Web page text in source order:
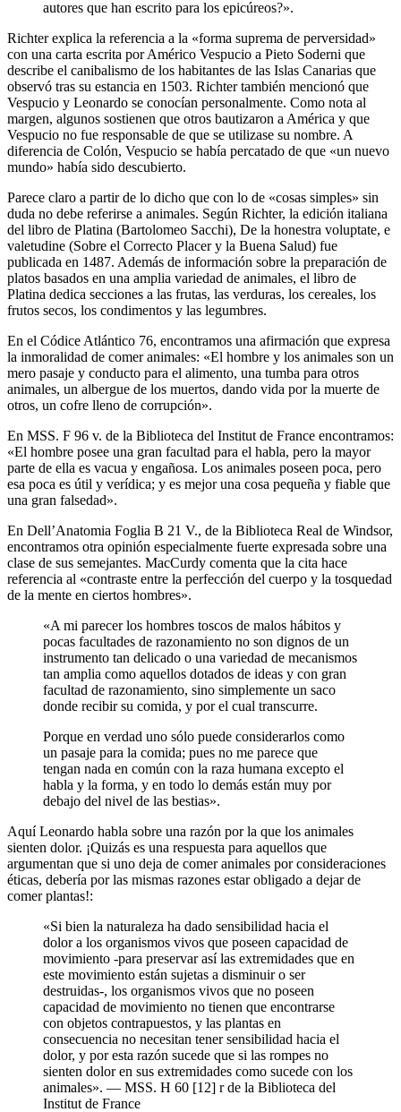
autores que han escrito para los epicúreos?».
Richter explica la referencia a la «forma suprema de perversidad»
con una carta escrita por Américo Vespucio a Pieto Soderni que
describe el canibalismo de los habitantes de las Islas Canarias que
observó tras su estancia en 1503. Richter también mencionó que
Vespucio y Leonardo se conocían personalmente. Como nota al
margen, algunos sostienen que otros bautizaron a América y que
Vespucio no fue responsable de que se utilizase su nombre. A
diferencia de Colón, Vespucio se había percatado de que «un nuevo
mundo» había sido descubierto.
Parece claro a partir de lo dicho que con lo de «cosas simples» sin
duda no debe referirse a animales. Según Richter, la edición italiana
del libro de Platina (Bartolomeo Sacchi), De la honestra voluptate, e
valetudine (Sobre el Correcto Placer y la Buena Salud) fue
publicada en 1487. Además de información sobre la preparación de
platos basados en una amplia variedad de animales, el libro de
Platina dedica secciones a las frutas, las verduras, los cereales, los
frutos secos, los condimentos y las legumbres.
En el Códice Atlántico 76, encontramos una afirmación que expresa
la inmoralidad de comer animales: «El hombre y los animales son un
mero pasaje y conducto para el alimento, una tumba para otros
animales, un albergue de los muertos, dando vida por la muerte de
otros, un cofre lleno de corrupción».
En MSS. F 96 v. de la Biblioteca del Institut de France encontramos:
«El hombre posee una gran facultad para el habla, pero la mayor
parte de ella es vacua y engañosa. Los animales poseen poca, pero
esa poca es útil y verídica; y es mejor una cosa pequeña y fiable que
una gran falsedad».
En Dell’Anatomia Foglia B 21 V., de la Biblioteca Real de Windsor,
encontramos otra opinión especialmente fuerte expresada sobre una
clase de sus semejantes. MacCurdy comenta que la cita hace
referencia al «contraste entre la perfección del cuerpo y la tosquedad
de la mente en ciertos hombres».
«A mi parecer los hombres toscos de malos hábitos y
pocas facultades de razonamiento no son dignos de un
instrumento tan delicado o una variedad de mecanismos
tan amplia como aquellos dotados de ideas y con gran
facultad de razonamiento, sino simplemente un saco
donde recibir su comida, y por el cual transcurre.
Porque en verdad uno sólo puede considerarlos como
un pasaje para la comida; pues no me parece que
tengan nada en común con la raza humana excepto el
habla y la forma, y en todo lo demás están muy por
debajo del nivel de las bestias».
Aquí Leonardo habla sobre una razón por la que los animales
sienten dolor. ¡Quizás es una respuesta para aquellos que
argumentan que si uno deja de comer animales por consideraciones
éticas, debería por las mismas razones estar obligado a dejar de
comer plantas!:
«Si bien la naturaleza ha dado sensibilidad hacia el
dolor a los organismos vivos que poseen capacidad de
movimiento -para preservar así las extremidades que en
este movimiento están sujetas a disminuir o ser
destruidas-, los organismos vivos que no poseen
capacidad de movimiento no tienen que encontrarse
con objetos contrapuestos, y las plantas en
consecuencia no necesitan tener sensibilidad hacia el
dolor, y por esta razón sucede que si las rompes no
sienten dolor en sus extremidades como sucede con los
animales». — MSS. H 60 [12] r de la Biblioteca del
Institut de France